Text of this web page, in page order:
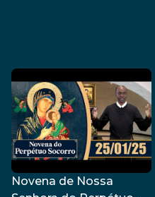
Novena de Nossa